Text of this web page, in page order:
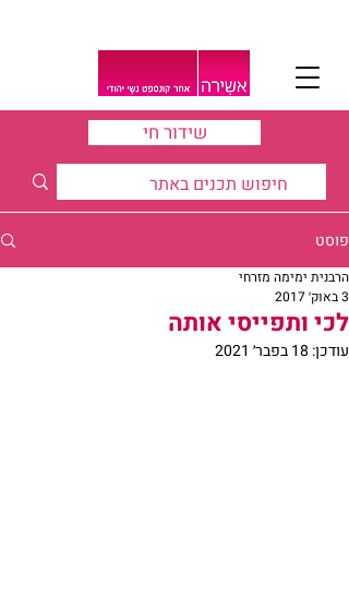
שידור חי
פוסט
לכי ותפייסי אותה
הרבנית ימימה מזרחי
3 באוק׳ 2017
עודכן: 18 בפבר׳ 2021